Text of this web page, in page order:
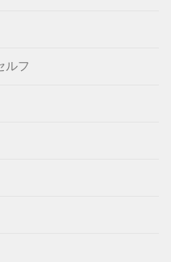
ルフ